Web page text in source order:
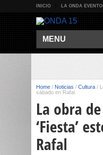
INICIO LA ONDA
MENU
Home / Noticias / Cultura /
sábado en Rafal
La obra
‘Fiesta’
Rafal